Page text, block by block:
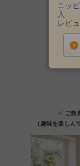
✓ ご自
（趣味を楽しん
ニッ
入
レビ